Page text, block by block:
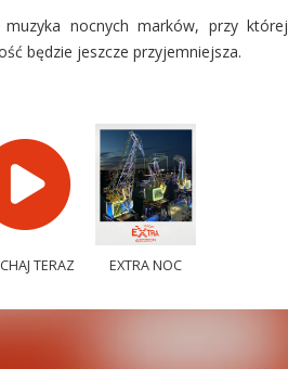
muzyka nocnych marków, przy której
będzie jeszcze przyjemniejsza.
TERAZ EXTRA NOC